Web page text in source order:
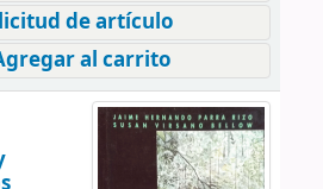
de artículo
al carrito